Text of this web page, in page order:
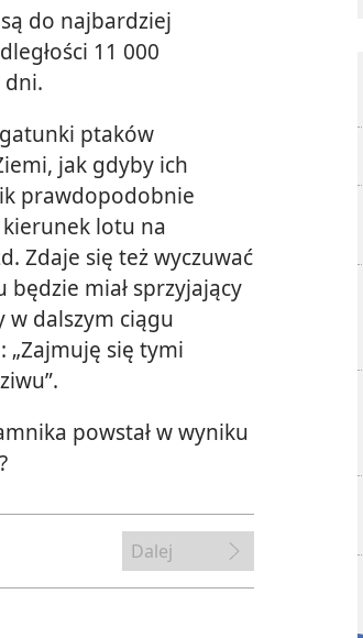
do najbardziej
11 000
ptaków
jak gdyby ich
prawdopodobnie
lotu na
Zdaje się też wyczuwać
miał sprzyjający
w dalszym ciągu
„Zajmuję się tymi
powstał w wyniku
Dalej